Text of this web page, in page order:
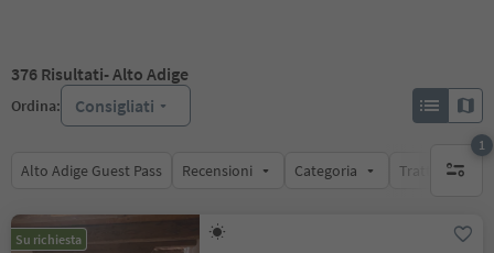
376 Risultati- Alto Adige
Ordina: Consigliati
Alto Adige Guest Pass Recensioni Categoria Trattamento
1
1 filtro
Su richiesta